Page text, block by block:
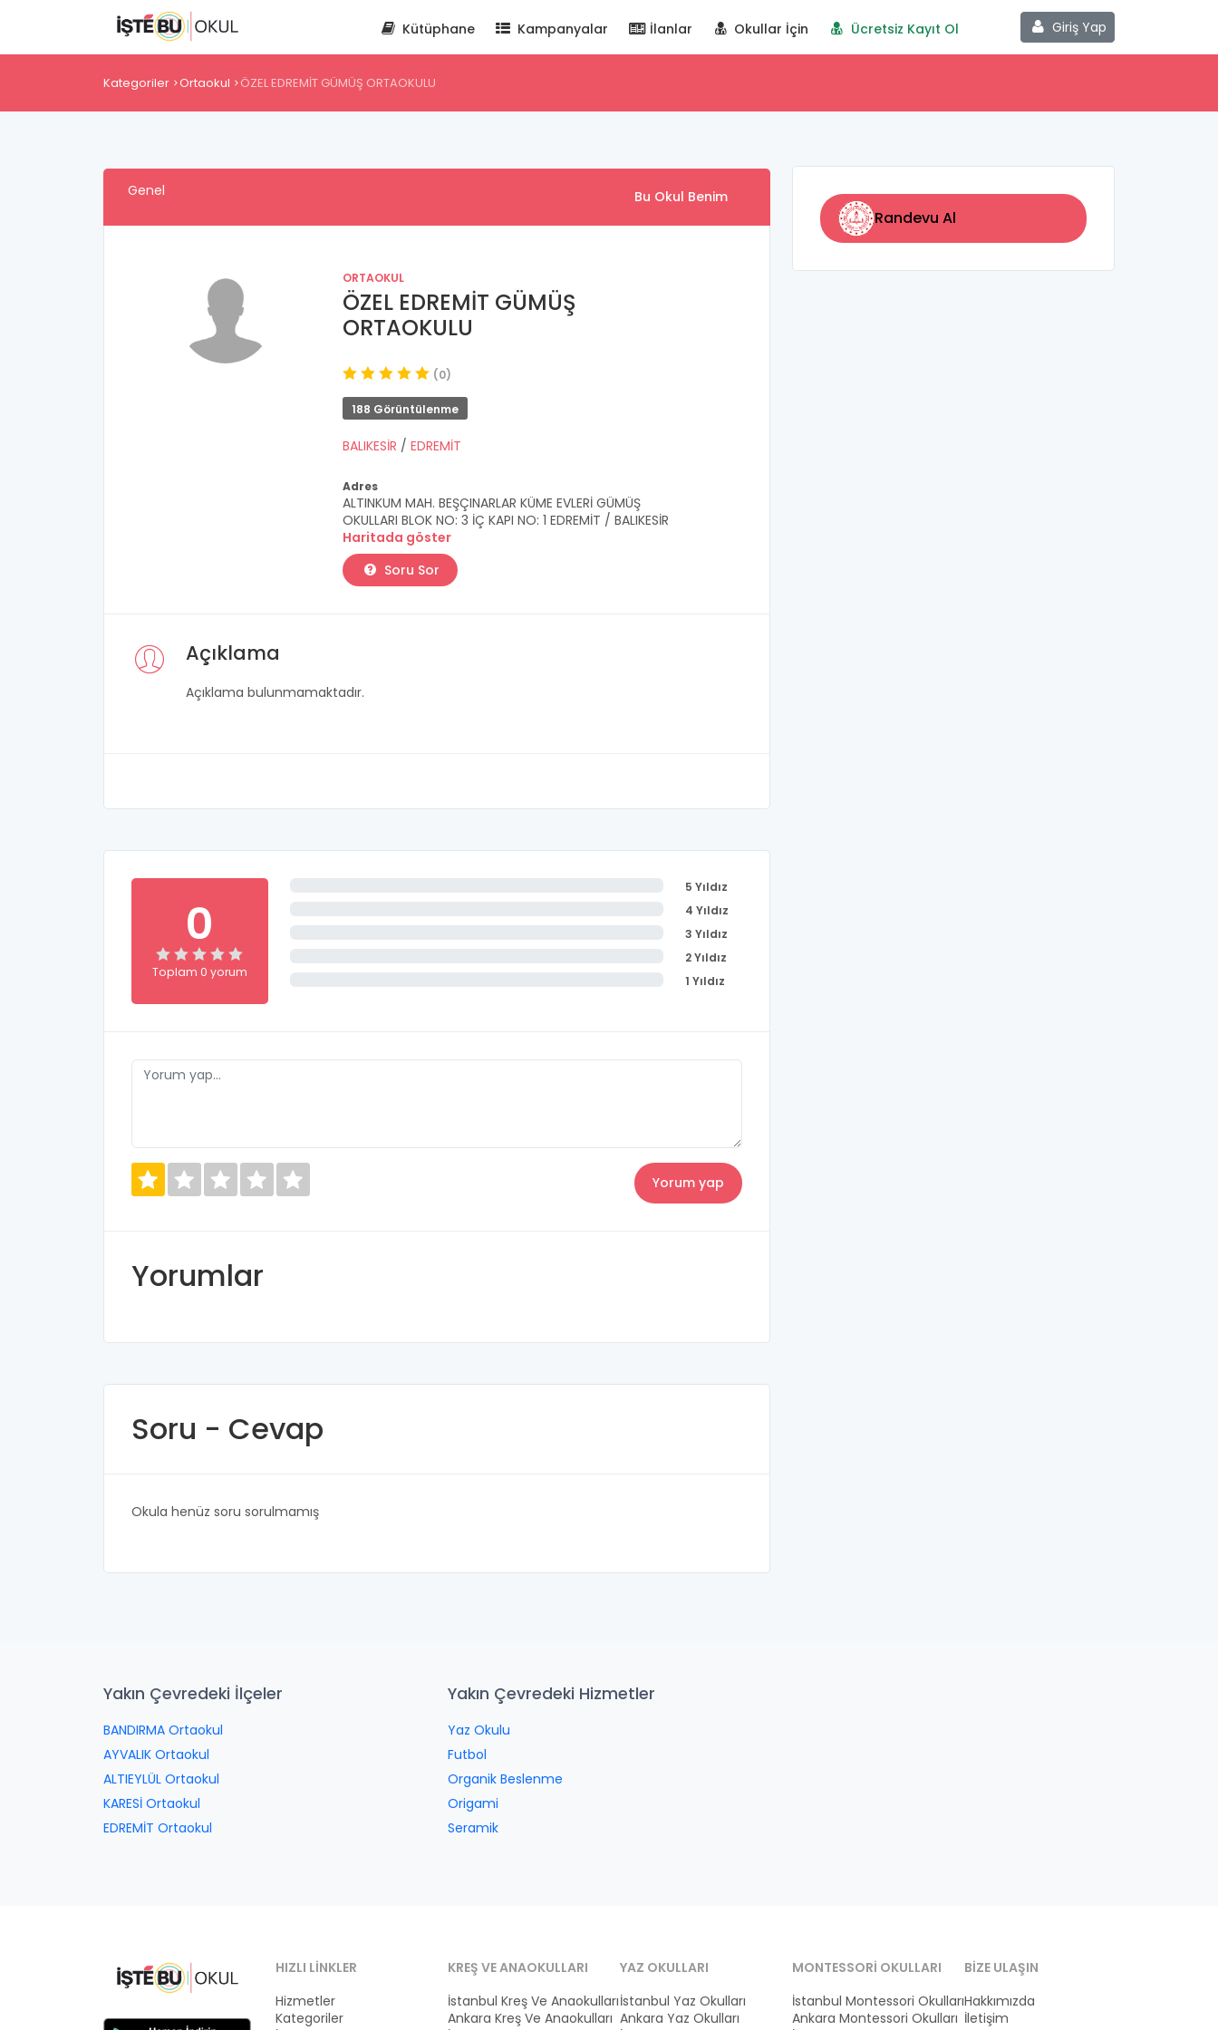
Giriş Yap
Kütüphane Kampanyalar İlanlar Okullar İçin Ücretsiz Kayıt Ol
Kategoriler Ortaokul ÖZEL EDREMİT GÜMÜŞ ORTAOKULU
Genel Bu Okul Benim
ORTAOKUL
ÖZEL EDREMİT GÜMÜŞ
ORTAOKULU
(0)
188 Görüntülenme
BALIKESİR / EDREMİT
Adres
ALTINKUM MAH. BEŞÇINARLAR KÜME EVLERİ GÜMÜŞ
OKULLARI BLOK NO: 3 İÇ KAPI NO: 1 EDREMİT / BALIKESİR
Haritada göster
Soru Sor
Açıklama
Açıklama bulunmamaktadır.
0
Toplam 0 yorum
5 Yıldız
4 Yıldız
3 Yıldız
2 Yıldız
1 Yıldız
Yorumlar
Soru - Cevap
Okula henüz soru sorulmamış
Randevu Al
Yakın Çevredeki İlçeler
BANDIRMA Ortaokul
AYVALIK Ortaokul
ALTIEYLÜL Ortaokul
KARESİ Ortaokul
EDREMİT Ortaokul
Yakın Çevredeki Hizmetler
Yaz Okulu
Futbol
Organik Beslenme
Origami
Seramik
HIZLI LINKLER
Hizmetler
Kategoriler
KREŞ VE ANAOKULLARI
İstanbul Kreş Ve Anaokulları
Ankara Kreş Ve Anaokulları
YAZ OKULLARI
İstanbul Yaz Okulları
Ankara Yaz Okulları
MONTESSORI OKULLARI
İstanbul Montessori Okulları
Ankara Montessori Okulları
BIZE ULAŞIN
Hakkımızda
İletişim